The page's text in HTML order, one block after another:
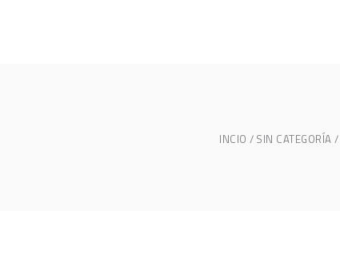
INCIO SIN CATEGORÍA